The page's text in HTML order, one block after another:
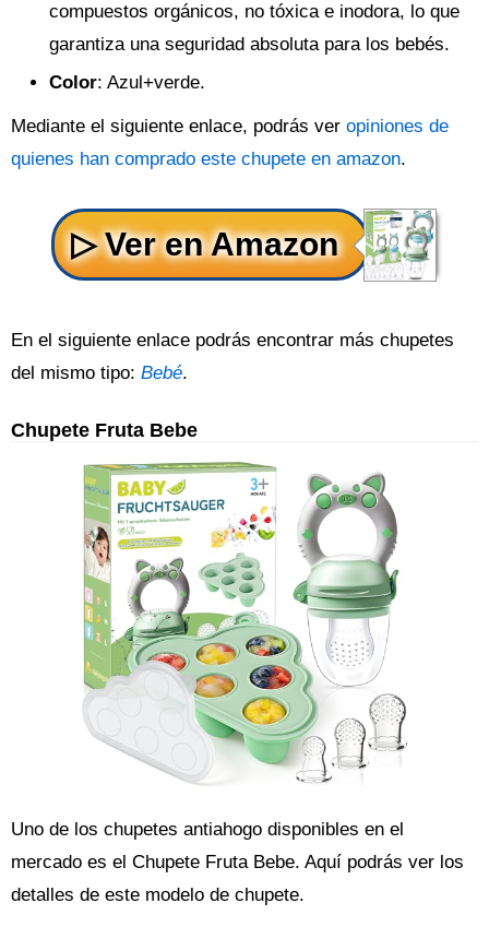
compuestos orgánicos, no tóxica e inodora, lo que
garantiza una seguridad absoluta para los bebés.
Color: Azul+verde.
Mediante el siguiente enlace, podrás ver opiniones de
quienes han comprado este chupete en amazon.
En el siguiente enlace podrás encontrar más chupetes
del mismo tipo: Bebé.
Chupete Fruta Bebe
Uno de los chupetes antiahogo disponibles en el
mercado es el Chupete Fruta Bebe. Aquí podrás ver los
detalles de este modelo de chupete.